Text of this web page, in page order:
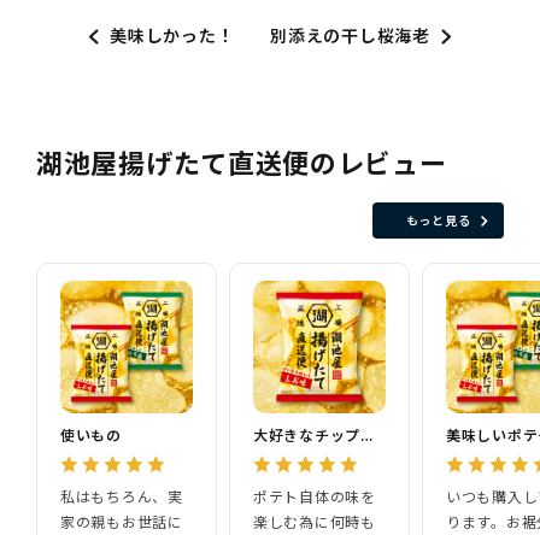
美味しかった！ 別添えの干し桜海老
湖池屋揚げたて直送便のレビュー
もっと見る
使いもの
私はもちろん、実
家の親もお世話に
大好きなチップスです
ポテト自体の味を
楽しむ為に何時も
美味しいポ
いつも購入
ります。お